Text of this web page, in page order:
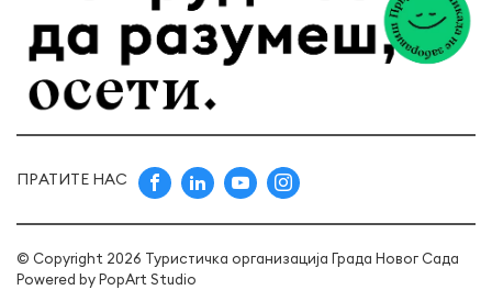
ПРАТИТЕ НАС
© Copyright 2026 Туристичка организација Града Новог Сада
Powered byPopArt Studio